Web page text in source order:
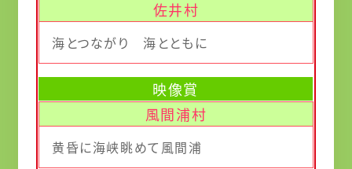
佐井村
海とつながり 海とともに
映像賞
風間浦村
黄昏に海峡眺めて風間浦